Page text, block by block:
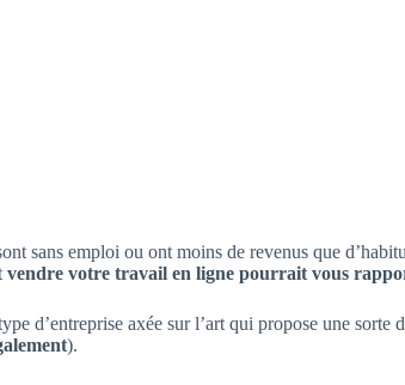
sans emploi ou ont moins de revenus que
vendre votre travail en ligne pourrait vous
d’entreprise axée sur l’art qui propose une sorte
).